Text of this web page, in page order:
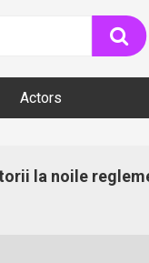
Actors
la noile